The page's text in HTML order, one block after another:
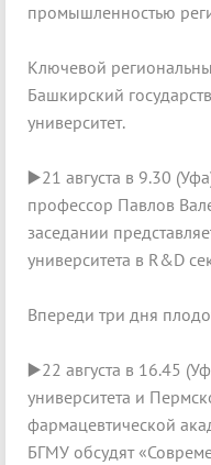
промышленностью
Ключевой
Башкирский
университет.
▶️21 августа в 9.30
профессор Павлов
заседании
университета в R&D
Впереди три дня
▶️22 августа в 16.45
университета и
фармацевтической
БГМУ обсудят